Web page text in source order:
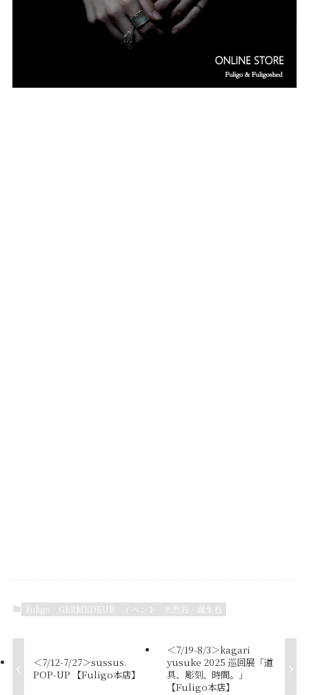
Fuligo GERMEDEUR イベント 天然石・誕生石
＜7/12-7/27＞sussus.
POP-UP 【Fuligo本店】
＜7/19-8/3＞kagari
yusuke 2025 巡回展「道
具、彫刻、時間。」
【Fuligo本店】